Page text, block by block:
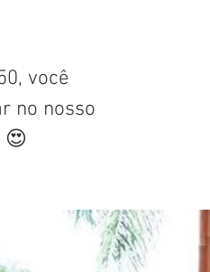
você
no nosso
😍